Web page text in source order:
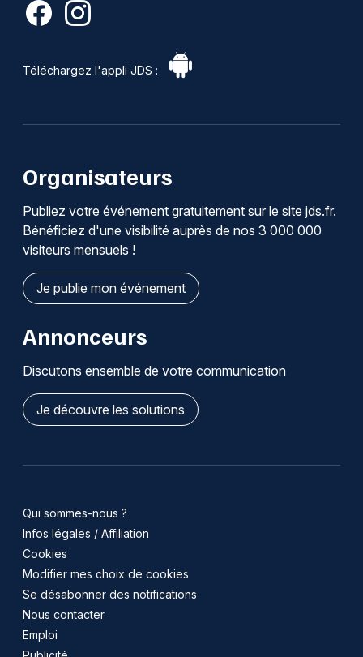
Téléchargez l'appli JDS :
Organisateurs
Publiez votre événement gratuitement sur le site jds.fr.
Bénéficiez d'une visibilité auprès de nos 3 000 000
visiteurs mensuels !
Je publie mon événement
Annonceurs
Discutons ensemble de votre communication
Je découvre les solutions
Qui sommes-nous ?
Infos légales / Affiliation
Cookies
Modifier mes choix de cookies
Se désabonner des notifications
Nous contacter
Emploi